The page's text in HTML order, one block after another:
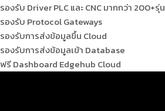
รองรับ Driver PLC และ CNC มากกว่า 200+รุ่น
รองรับ Protocol Gateways
รองรับการส่งข้อมูลขึ้น Cloud
รองรับการส่งข้อมูลเข้า Database
ฟรี Dashboard Edgehub Cloud